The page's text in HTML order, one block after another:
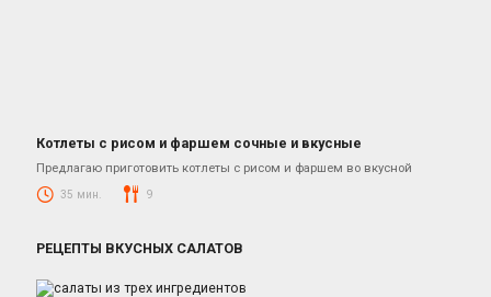
Котлеты из фарша свинины и говядины
Котлеты с рисом и фаршем сочные и вкусные
Предлагаю приготовить котлеты с рисом и фаршем во вкусной
35 мин. 9
РЕЦЕПТЫ ВКУСНЫХ САЛАТОВ